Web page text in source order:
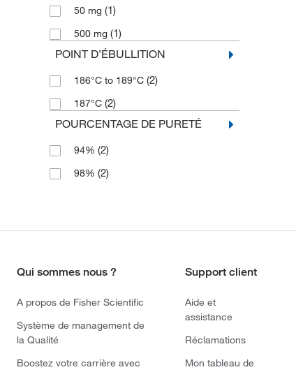
50 mg (1)
500 mg (1)
POINT D’ÉBULLITION
186°C to 189°C (2)
187°C (2)
POURCENTAGE DE PURETÉ
94% (2)
98% (2)
Qui sommes nous ?
A propos de Fisher Scientific
Système de management de
la Qualité
Boostez votre carrière avec
Support client
Aide et
assistance
Réclamations
Mon tableau de